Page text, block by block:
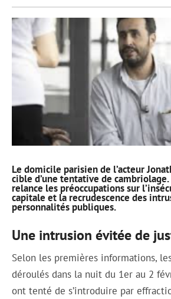
Le domicile parisien de l’acteur
cible d’une tentative de
relance les préoccupations sur
capitale et la recrudescence des
personnalités publiques.
Une intrusion évitée de
Selon les premières informations,
déroulés dans la nuit du 1er au 2
ont tenté de s’introduire par